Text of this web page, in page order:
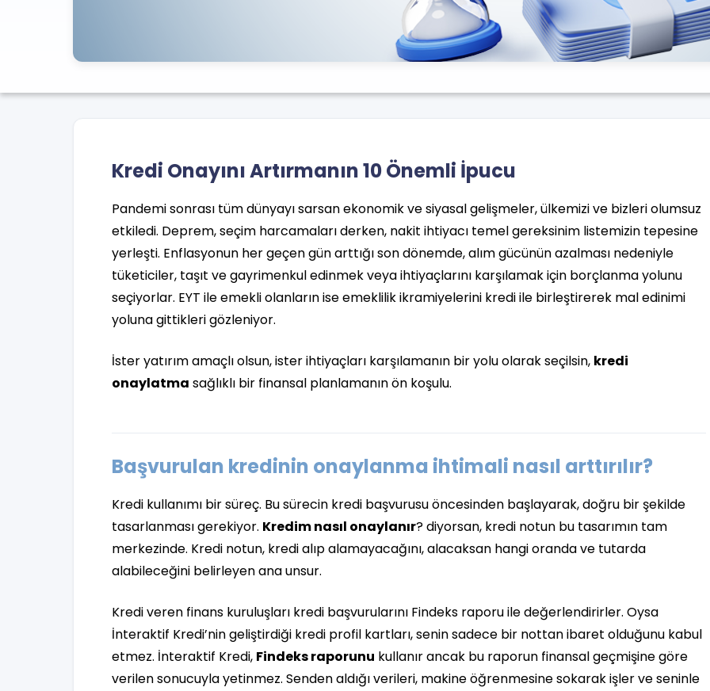
Kredi Onayını Artırmanın 10 Önemli İpucu
Pandemi sonrası tüm dünyayı sarsan ekonomik ve siyasal gelişmeler, ülkemizi ve bizleri olumsuz
etkiledi. Deprem, seçim harcamaları derken, nakit ihtiyacı temel gereksinim listemizin tepesine
yerleşti. Enflasyonun her geçen gün arttığı son dönemde, alım gücünün azalması nedeniyle
tüketiciler, taşıt ve gayrimenkul edinmek veya ihtiyaçlarını karşılamak için borçlanma yolunu
seçiyorlar. EYT ile emekli olanların ise emeklilik ikramiyelerini kredi ile birleştirerek mal edinimi
yoluna gittikleri gözleniyor.
İster yatırım amaçlı olsun, ister ihtiyaçları karşılamanın bir yolu olarak seçilsin, kredi
onaylatma sağlıklı bir finansal planlamanın ön koşulu.
Başvurulan kredinin onaylanma ihtimali nasıl arttırılır?
Kredi kullanımı bir süreç. Bu sürecin kredi başvurusu öncesinden başlayarak, doğru bir şekilde
tasarlanması gerekiyor. Kredim nasıl onaylanır? diyorsan, kredi notun bu tasarımın tam
merkezinde. Kredi notun, kredi alıp alamayacağını, alacaksan hangi oranda ve tutarda
alabileceğini belirleyen ana unsur.
Kredi veren finans kuruluşları kredi başvurularını Findeks raporu ile değerlendirirler. Oysa
İnteraktif Kredi’nin geliştirdiği kredi profil kartları, senin sadece bir nottan ibaret olduğunu kabul
etmez. İnteraktif Kredi, Findeks raporunu kullanır ancak bu raporun finansal geçmişine göre
verilen sonucuyla yetinmez. Senden aldığı verileri, makine öğrenmesine sokarak işler ve seninle